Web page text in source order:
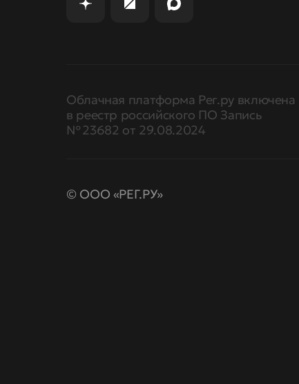
Облачная платформа Рег.ру включена
в реестр российского ПО Запись
№ 23682 от 29.08.2024
© ООО «РЕГ.РУ»